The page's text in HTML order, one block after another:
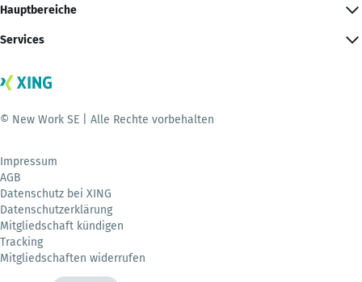
Hauptbereiche
Services
© New Work SE | Alle Rechte vorbehalten
Impressum
AGB
Datenschutz bei XING
Datenschutzerklärung
Mitgliedschaft kündigen
Tracking
Mitgliedschaften widerrufen